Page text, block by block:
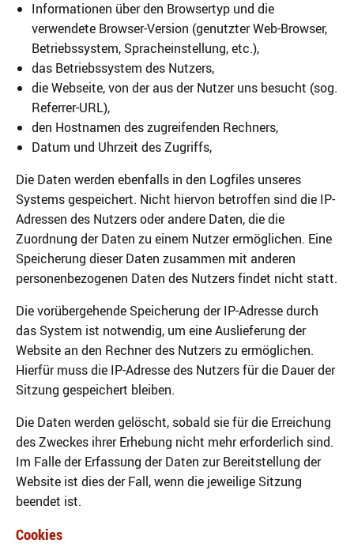
Informationen über den Browsertyp und die
verwendete Browser-Version (genutzter Web-Browser,
Betriebssystem, Spracheinstellung, etc.),
das Betriebssystem des Nutzers,
die Webseite, von der aus der Nutzer uns besucht (sog.
Referrer-URL),
den Hostnamen des zugreifenden Rechners,
Datum und Uhrzeit des Zugriffs,
Die Daten werden ebenfalls in den Logfiles unseres
Systems gespeichert. Nicht hiervon betroffen sind die IP-
Adressen des Nutzers oder andere Daten, die die
Zuordnung der Daten zu einem Nutzer ermöglichen. Eine
Speicherung dieser Daten zusammen mit anderen
personenbezogenen Daten des Nutzers findet nicht statt.
Die vorübergehende Speicherung der IP-Adresse durch
das System ist notwendig, um eine Auslieferung der
Website an den Rechner des Nutzers zu ermöglichen.
Hierfür muss die IP-Adresse des Nutzers für die Dauer der
Sitzung gespeichert bleiben.
Die Daten werden gelöscht, sobald sie für die Erreichung
des Zweckes ihrer Erhebung nicht mehr erforderlich sind.
Im Falle der Erfassung der Daten zur Bereitstellung der
Website ist dies der Fall, wenn die jeweilige Sitzung
beendet ist.
Cookies